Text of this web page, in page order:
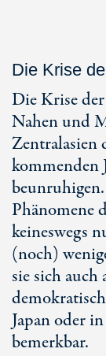
Die Krise
Die Krise
Nahen und
Zentralasien
kommenden
Phänomene
keineswegs
(noch)
sie sich auch
Japan oder
bemerkbar.